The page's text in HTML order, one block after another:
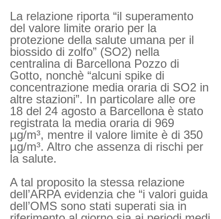
La relazione riporta “il superamento
del valore limite orario per la
protezione della salute umana per il
biossido di zolfo” (SO2) nella
centralina di Barcellona Pozzo di
Gotto, nonchè “alcuni spike di
concentrazione media oraria di SO2 in
altre stazioni”. In particolare alle ore
18 del 24 agosto a Barcellona è stato
registrata la media oraria di 969
µg/m³, mentre il valore limite è di 350
µg/m³. Altro che assenza di rischi per
la salute.
A tal proposito la stessa relazione
dell’ARPA evidenzia che “i valori guida
dell’OMS sono stati superati sia in